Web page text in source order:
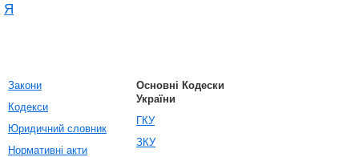
Я
Закони
Кодекси
Юридичний словник
Нормативні акти
Основні Кодески
України
ГКУ
ЗКУ